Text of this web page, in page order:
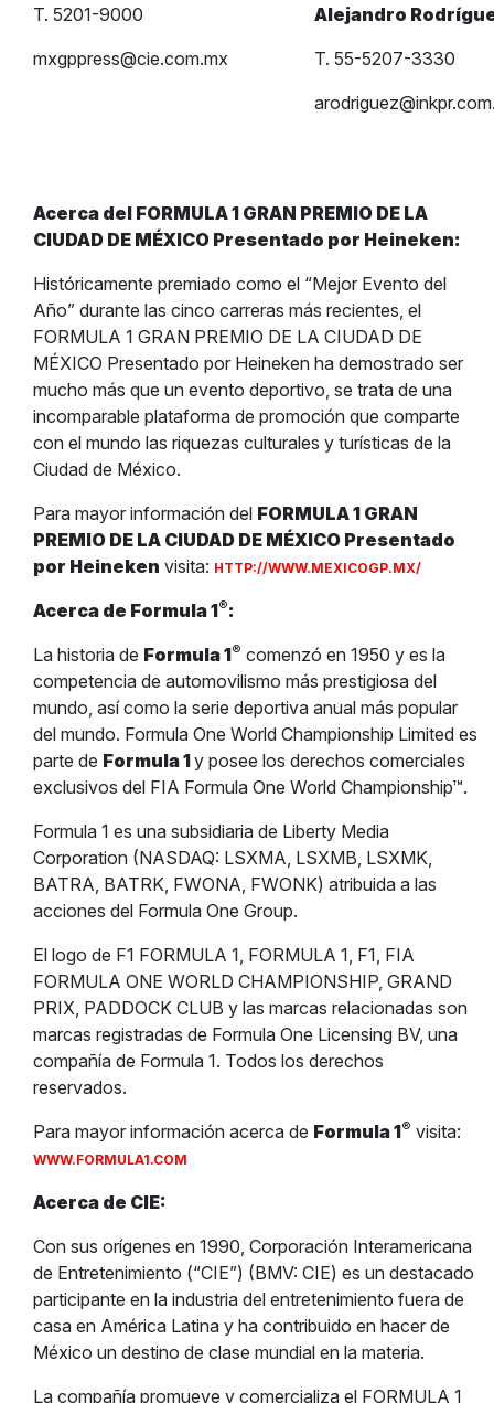
T. 5201-9000
mxgppress@cie.com.mx
Alejandro
T. 55-5207-3330
Acerca del FORMULA 1 GRAN PREMIO DE LA
CIUDAD DE MÉXICO Presentado por Heineken:
Históricamente premiado como el “Mejor Evento del
Año” durante las cinco carreras más recientes, el
FORMULA 1 GRAN PREMIO DE LA CIUDAD DE
MÉXICO Presentado por Heineken ha demostrado ser
mucho más que un evento deportivo, se trata de una
incomparable plataforma de promoción que comparte
con el mundo las riquezas culturales y turísticas de la
Ciudad de México.
Para mayor información del FORMULA 1 GRAN
PREMIO DE LA CIUDAD DE MÉXICO Presentado
por Heineken visita: HTTP://WWW.MEXICOGP.MX/
Acerca de Formula 1®:
La historia de Formula 1® comenzó en 1950 y es la
competencia de automovilismo más prestigiosa del
mundo, así como la serie deportiva anual más popular
del mundo. Formula One World Championship Limited es
parte de Formula 1y posee los derechos comerciales
exclusivos del FIA Formula One World Championship™.
Formula 1 es una subsidiaria de Liberty Media
Corporation (NASDAQ: LSXMA, LSXMB, LSXMK,
BATRA, BATRK, FWONA, FWONK) atribuida a las
acciones del Formula One Group.
El logo de F1 FORMULA 1, FORMULA 1, F1, FIA
FORMULA ONE WORLD CHAMPIONSHIP, GRAND
PRIX, PADDOCK CLUB y las marcas relacionadas son
marcas registradas de Formula One Licensing BV, una
compañía de Formula 1. Todos los derechos
reservados.
Para mayor información acerca de Formula 1® visita:
WWW.FORMULA1.COM
Acerca de CIE:
Con sus orígenes en 1990, Corporación Interamericana
de Entretenimiento (“CIE”) (BMV: CIE) es un destacado
participante en la industria del entretenimiento fuera de
casa en América Latina y ha contribuido en hacer de
México un destino de clase mundial en la materia.
La compañía promueve y comercializa el FORMULA 1